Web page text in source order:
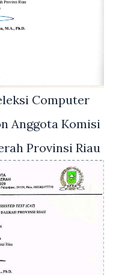
Computer
Anggota Komisi
Provinsi Riau